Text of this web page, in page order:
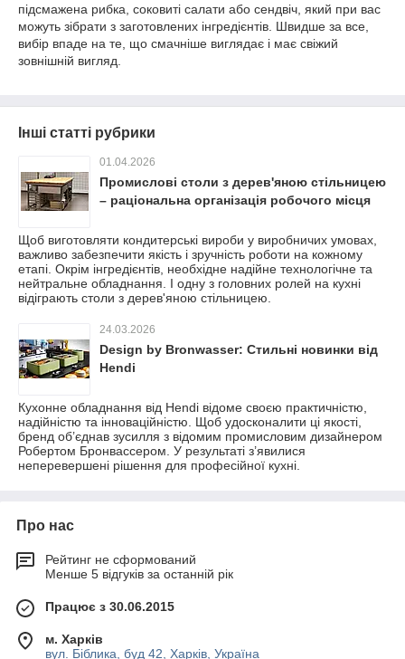
підсмажена рибка, соковиті салати або сендвіч, який при вас
можуть зібрати з заготовлених інгредієнтів. Швидше за все,
вибір впаде на те, що смачніше виглядає і має свіжий
зовнішній вигляд.
Інші статті рубрики
01.04.2026
Промислові столи з дерев'яною стільницею
– раціональна організація робочого місця
Щоб виготовляти кондитерські вироби у виробничих умовах,
важливо забезпечити якість і зручність роботи на кожному
етапі. Окрім інгредієнтів, необхідне надійне технологічне та
нейтральне обладнання. І одну з головних ролей на кухні
відіграють столи з дерев'яною стільницею.
24.03.2026
Design by Bronwasser: Стильні новинки від
Hendi
Кухонне обладнання від Hendi відоме своєю практичністю,
надійністю та інноваційністю. Щоб удосконалити ці якості,
бренд об’єднав зусилля з відомим промисловим дизайнером
Робертом Бронвассером. У результаті з’явилися
неперевершені рішення для професійної кухні.
Про нас
Рейтинг не сформований
Менше 5 відгуків за останній рік
Працює з 30.06.2015
м. Харків
вул. Біблика, буд 42, Харків, Україна